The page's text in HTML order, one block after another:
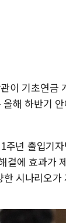
이 기초연금
해 하반기
년 출입기
결에 효과가
시나리오